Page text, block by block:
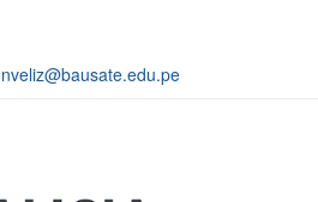
nveliz@bausate.edu.pe